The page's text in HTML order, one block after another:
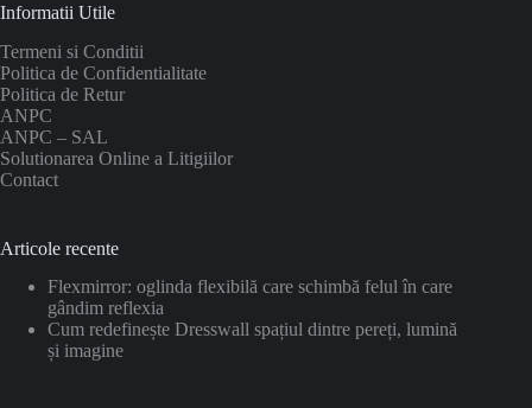
Informatii Utile
Termeni si Conditii
Politica de Confidentialitate
Politica de Retur
ANPC
ANPC – SAL
Solutionarea Online a Litigiilor
Contact
Articole recente
Flexmirror: oglinda flexibilă care schimbă felul în care
gândim reflexia
Cum redefinește Dresswall spațiul dintre pereți, lumină
și imagine